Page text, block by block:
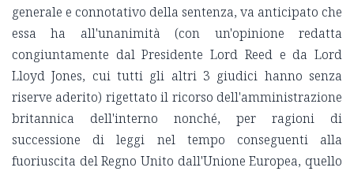
generale e connotativo della sentenza, va anticipato che
essa ha all'unanimità (con un'opinione redatta
congiuntamente dal Presidente Lord Reed e da Lord
Lloyd Jones, cui tutti gli altri 3 giudici hanno senza
riserve aderito) rigettato il ricorso dell'amministrazione
britannica dell'interno nonché, per ragioni di
successione di leggi nel tempo conseguenti alla
fuoriuscita del Regno Unito dall'Unione Europea, quello